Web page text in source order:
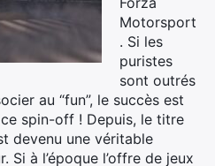
Motorsport
. Si les
puristes
sont outrés
au “fun”, le succès est
spin-off ! Depuis, le titre
devenu une véritable
Si à l’époque l’offre de jeux